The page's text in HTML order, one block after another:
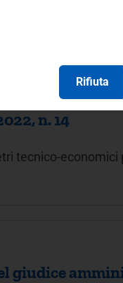
nel
n. 14
tecnico-
giudice
Rifiuta